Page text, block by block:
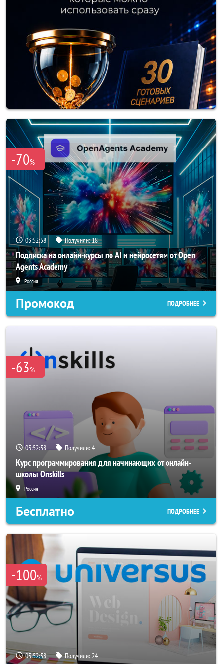
-70%
03:52:56 Получили:18
Подписка на онлайн-курсы по AI и нейросетям от Open
Agents Academy
Россия
Промокод ПОДРОБНЕЕ
-63%
03:52:56 Получили:4
Курс программирования для начинающих от онлайн-
школы Onskills
Россия
Бесплатно ПОДРОБНЕЕ
-100%
03:52:56 Получили:24